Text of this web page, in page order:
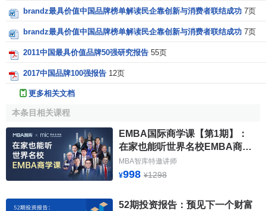
值”（衡量每个品牌目前所创造的收益和将来的预估收益；是
个具体金额）乘以由消费者调查所获得的“品牌贡献”（用来衡
最终的“品牌价值”。
brandz最具价值中国品牌榜单解读民企靠创新与消费者联结成功 7页
brandz最具价值中国品牌榜单解读民企靠创新与消费者联结成功 7页
2011中国最具价值品牌50强研究报告 55页
2017中国品牌100强报告 12页
更多相关文档
本条目相关课程
EMBA国际商学课【第1期】：
在家也能听世界名校EMBA商学
课
MBA智库特邀讲师
¥998 ¥1298
52期投资报告：预见下一个财富